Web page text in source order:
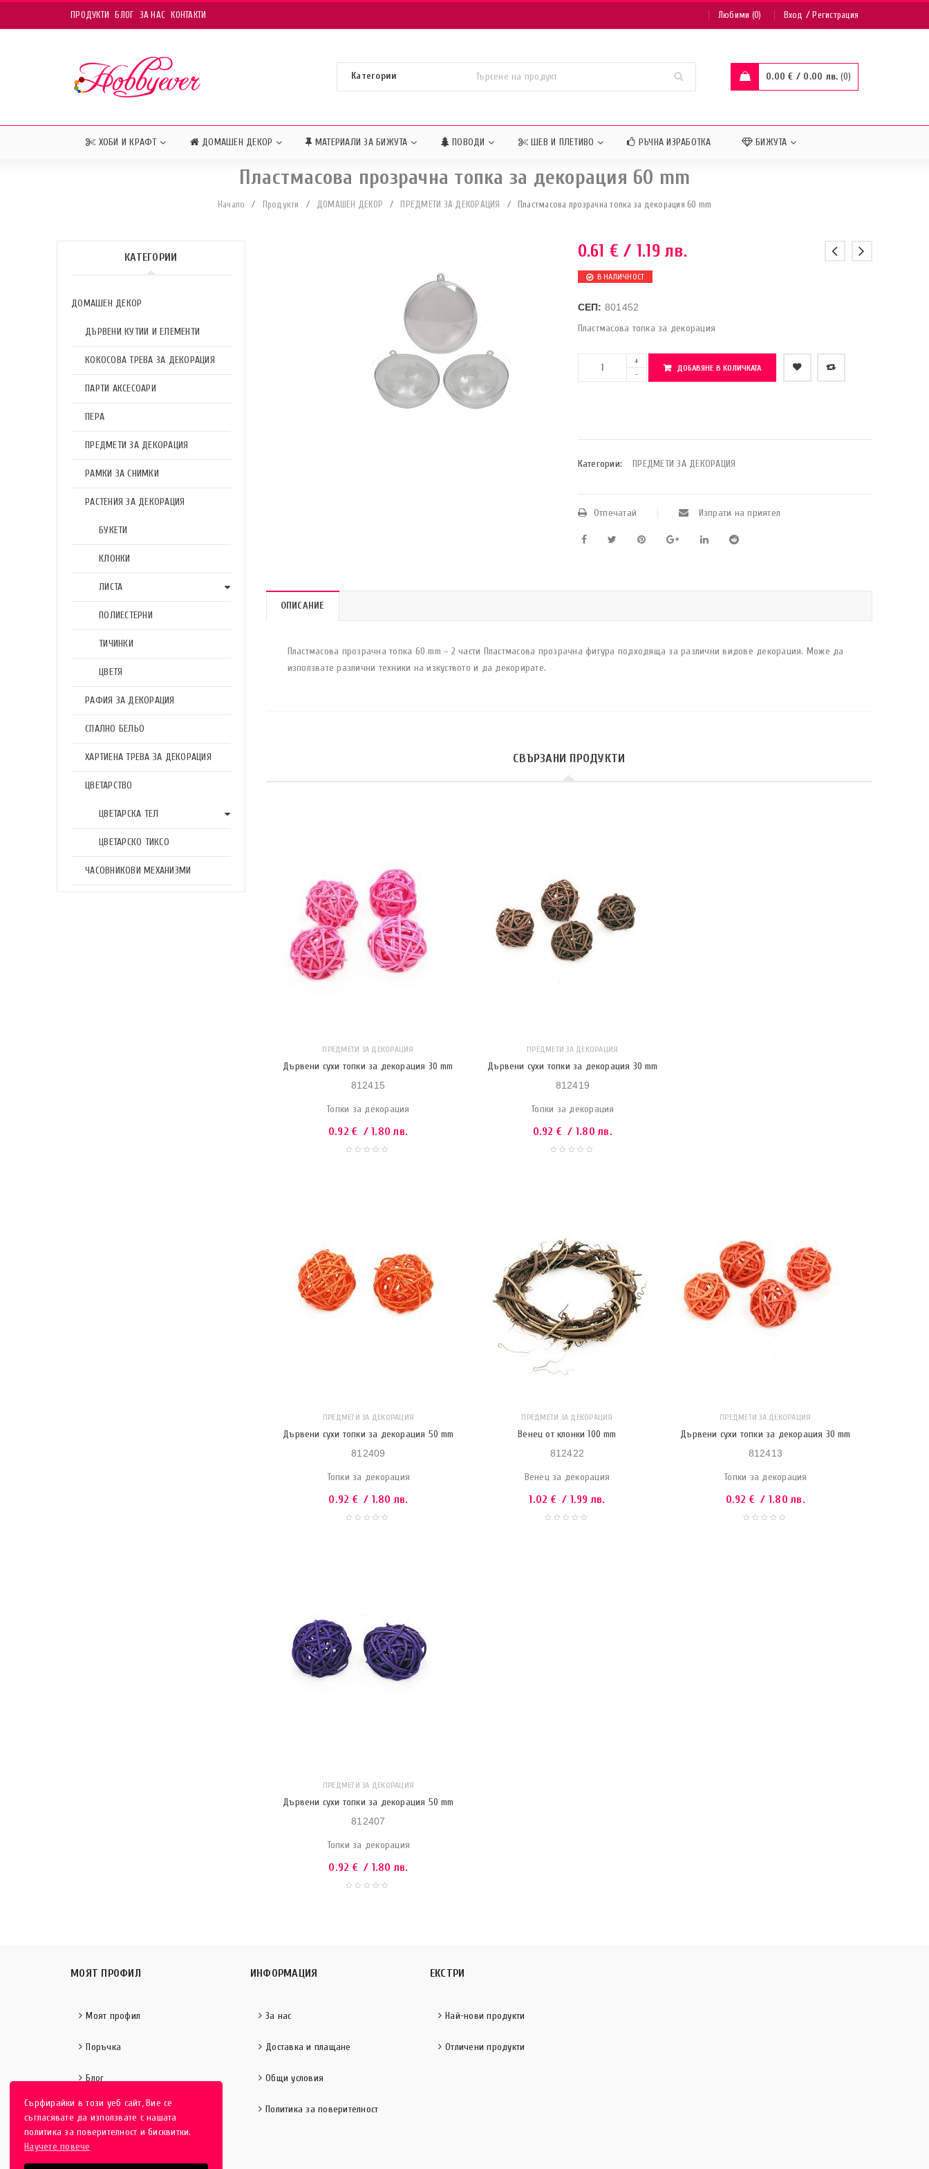
Сърфирайки в този уеб сайт, Вие се
съгласявате да използвате с нашата
политика за поверителност и бисквитки.
Научете повече
ПРОДУКТИ БЛОГ ЗА НАС КОНТАКТИ Любими (0) Вход /Регистрация
0.00€ / 0.00 лв. 0
ХОБИ И КРАФТ ДОМАШЕН ДЕКОР МАТЕРИАЛИ ЗА БИЖУТА ПОВОДИ ШЕВ И ПЛЕТИВО РЪЧНА ИЗРАБОТКА БИЖУТА
Пластмасова прозрачна топка за декорация 60 mm
Начало / Продукти / ДОМАШЕН ДЕКОР / ПРЕДМЕТИ ЗА ДЕКОРАЦИЯ / Пластмасова прозрачна топка за декорация 60 mm
КАТЕГОРИИ
ДОМАШЕН ДЕКОР
ДЪРВЕНИ КУТИИ И ЕЛЕМЕНТИ
КОКОСОВА ТРЕВА ЗА ДЕКОРАЦИЯ
ПАРТИ АКСЕСОАРИ
ПЕРА
ПРЕДМЕТИ ЗА ДЕКОРАЦИЯ
РАМКИ ЗА СНИМКИ
РАСТЕНИЯ ЗА ДЕКОРАЦИЯ
БУКЕТИ
КЛОНКИ
ЛИСТА
ПОЛИЕСТЕРНИ
ТИЧИНКИ
ЦВЕТЯ
РАФИЯ ЗА ДЕКОРАЦИЯ
СПАЛНО БЕЛЬО
ХАРТИЕНА ТРЕВА ЗА ДЕКОРАЦИЯ
ЦВЕТАРСТВО
ЦВЕТАРСКА ТЕЛ
ЦВЕТАРСКО ТИКСО
ЧАСОВНИКОВИ МЕХАНИЗМИ
0.61 € / 1.19 лв.
В НАЛИЧНОСТ
СЕП: 801452
Пластмасова топка за декорация
ДОБАВЯНЕ В КОЛИЧКАТА
Категории: ПРЕДМЕТИ ЗА ДЕКОРАЦИЯ
Отпечатай Изпрати на приятел
ОПИСАНИЕ
Пластмасова прозрачна топка 60 mm – 2 части Пластмасова прозрачна фигура подходяща за различни видове декорация. Може да
използвате различни техники на изкуството и да декорирате.
СВЪРЗАНИ ПРОДУКТИ
ПРЕДМЕТИ ЗА ДЕКОРАЦИЯ
Дървени сухи топки за декорация 30 mm
812415
Топки за декорация
0.92€ / 1.80 лв.
ПРЕДМЕТИ ЗА ДЕКОРАЦИЯ
Дървени сухи топки за декорация 30 mm
812419
Топки за декорация
0.92 € / 1.80 лв.
ПРЕДМЕТИ ЗА ДЕКОРАЦИЯ
Дървени сухи топки за декорация 50 mm
812409
Топки за декорация
0.92 € / 1.80 лв.
ПРЕДМЕТИ ЗА ДЕКОРАЦИЯ
Венец от клонки 100 mm
812422
Венец за декорация
1.02 € / 1.99 лв.
ПРЕДМЕТИ ЗА ДЕКОРАЦИЯ
Дървени сухи топки за декорация 30 mm
812413
Топки за декорация
0.92 € / 1.80 лв.
ПРЕДМЕТИ ЗА ДЕКОРАЦИЯ
Дървени сухи топки за декорация 50 mm
812407
Топки за декорация
0.92 € / 1.80 лв.
МОЯТ ПРОФИЛ
Моят профил
Поръчка
Блог
ИНФОРМАЦИЯ
За нас
Доставка и плащане
Общи условия
Политика за поверителност
ЕКСТРИ
Най-нови продукти
Отличени продукти